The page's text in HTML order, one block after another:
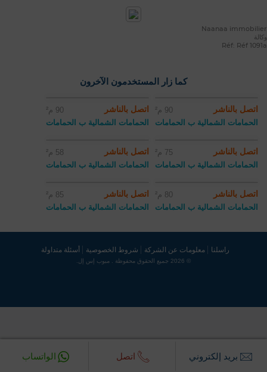
Naanaa immobilier
وكالة
Réf: Réf 1091a
كما زار المستخدمون الآخرون
اتصل بالناشر 90 م²
الحمامات الشمالية ب الحمامات
اتصل بالناشر 90 م²
الحمامات الشمالية ب الحمامات
اتصل بالناشر 75 م²
الحمامات الشمالية ب الحمامات
اتصل بالناشر 58 م²
الحمامات الشمالية ب الحمامات
اتصل بالناشر 80 م²
الحمامات الشمالية ب الحمامات
اتصل بالناشر 85 م²
الحمامات الشمالية ب الحمامات
بريد إلكتروني‎ اتصل الواتساب
راسلنا معلومات عن الشركة شروط الخصوصية أسئلة متداولة
© 2026 جميع الحقوق محفوظة . مبوب إس إل.